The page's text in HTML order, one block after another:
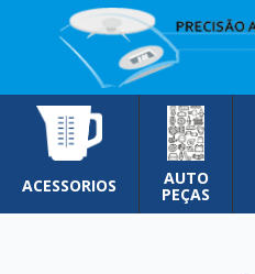
Pular
para
conteúdo
ACESSORIOS AUTO
PEÇAS